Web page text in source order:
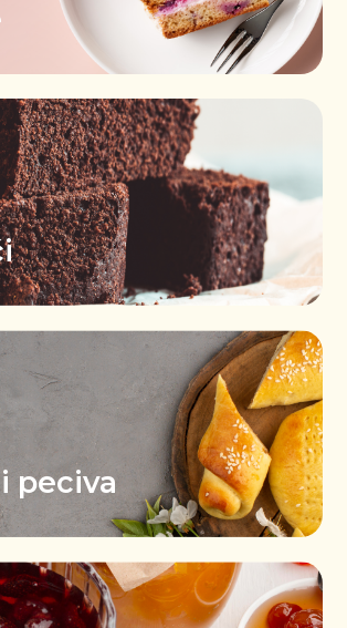
Čokoladne torte
Voćne torte
Kremaste torte
Sitni kolači
Voćni kolači
Čokoladni kolači
peciva
Hleb i pogače